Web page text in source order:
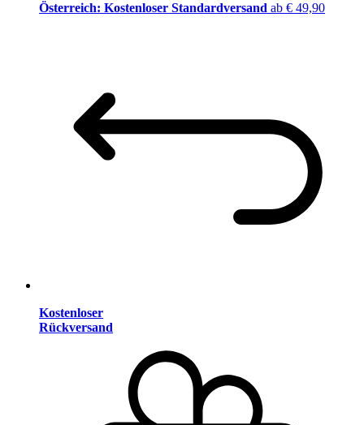
Österreich: Kostenloser Standardversand ab € 49,90
Kostenloser
Rückversand